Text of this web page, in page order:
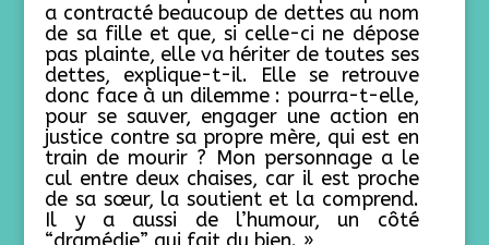
a contracté beaucoup de dettes au nom
de sa fille et que, si celle-ci ne dépose
pas plainte, elle va hériter de toutes ses
dettes, explique-t-il. Elle se retrouve
donc face à un dilemme : pourra-t-elle,
pour se sauver, engager une action en
justice contre sa propre mère, qui est en
train de mourir ? Mon personnage a le
cul entre deux chaises, car il est proche
de sa sœur, la soutient et la comprend.
Il y a aussi de l’humour, un côté